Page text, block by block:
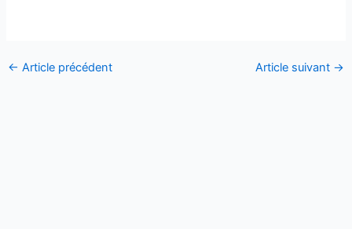
← Article précédent Article suivant →